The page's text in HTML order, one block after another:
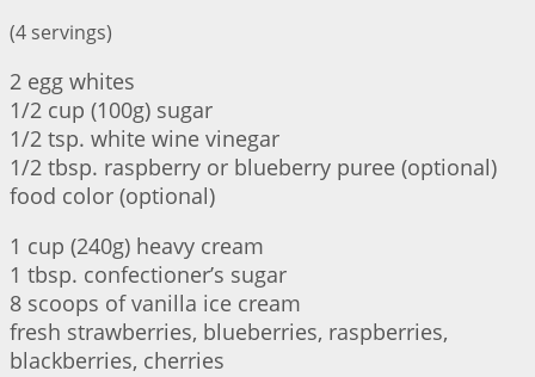
(4 servings)
2 egg whites
1/2 cup (100g) sugar
1/2 tsp. white wine vinegar
1/2 tbsp. raspberry or blueberry puree (optional)
food color (optional)
1 cup (240g) heavy cream
1 tbsp. confectioner’s sugar
8 scoops of vanilla ice cream
fresh strawberries, blueberries, raspberries,
blackberries, cherries